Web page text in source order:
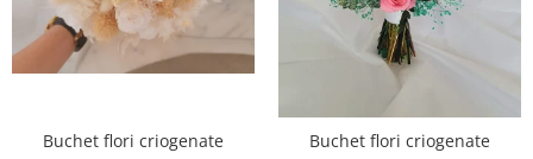
Buchet flori criogenate
Buchet flori criogenate